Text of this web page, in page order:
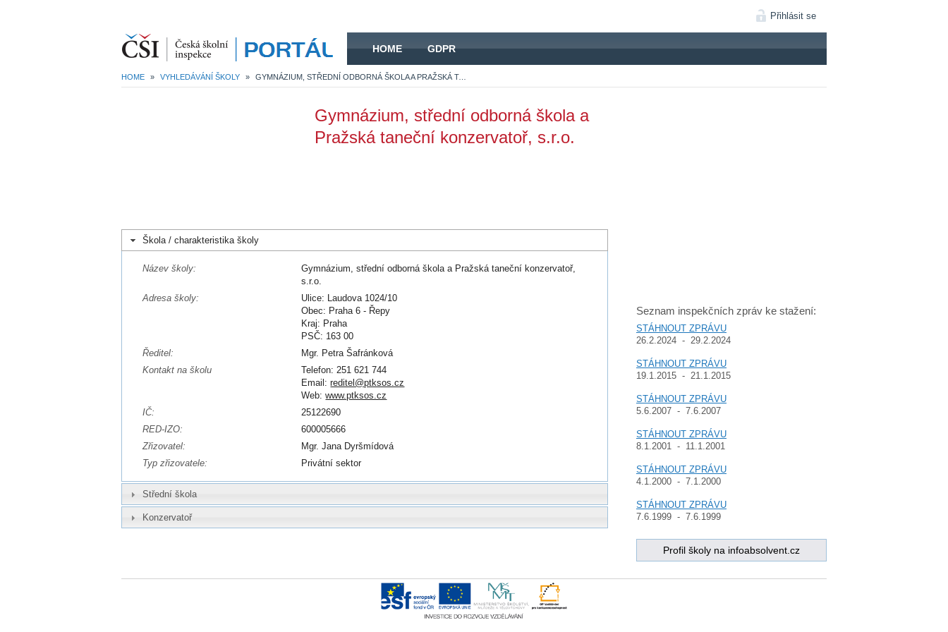
Přihlásit se
HOME GDPR
HOME » VYHLEDÁVÁNÍ ŠKOLY » GYMNÁZIUM, STŘEDNÍ ODBORNÁ ŠKOLA A PRAŽSKÁ TANEČNÍ KONZERVATOŘ, S.R.O.
Seznam inspekčních zpráv ke stažení:
STÁHNOUT ZPRÁVU
26.2.2024 - 29.2.2024
STÁHNOUT ZPRÁVU
19.1.2015 - 21.1.2015
STÁHNOUT ZPRÁVU
5.6.2007 - 7.6.2007
STÁHNOUT ZPRÁVU
8.1.2001 - 11.1.2001
STÁHNOUT ZPRÁVU
4.1.2000 - 7.1.2000
STÁHNOUT ZPRÁVU
7.6.1999 - 7.6.1999
Profil školy na infoabsolvent.cz
Gymnázium, střední odborná škola a
Pražská taneční konzervatoř, s.r.o.
Škola / charakteristika školy
Název školy:
Gymnázium, střední odborná škola a Pražská taneční konzervatoř,
s.r.o.
Adresa školy:
Ulice: Laudova 1024/10
Obec: Praha 6 - Řepy
Kraj: Praha
PSČ: 163 00
Ředitel:
Mgr. Petra Šafránková
Kontakt na školu
Telefon: 251 621 744
Email:reditel@ptksos.cz
Web:www.ptksos.cz
IČ:
25122690
RED-IZO:
600005666
Zřizovatel:
Mgr. Jana Dyršmídová
Typ zřizovatele:
Privátní sektor
Střední škola
Konzervatoř